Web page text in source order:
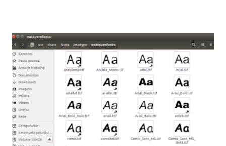
para usuários iniciantes... 1- Atualizar a lista de pacotes: $
sudo apt-get update 2- Atualizar toda a distro: $ sudo apt-
get -f dist-upgrade ou update-manager -d -c 3- Instalar
pacotes: $ sudo apt-get install [nome do pacote] 4-
Procurar arquivos corrompidos: $ sudo apt-get check 5-
Corrigir problemas de dependências, concluir instalação de
pacotes pendentes e outros erros: $ sudo apt-get -f install
6- Se o comando sudo apt-get -f install nã...